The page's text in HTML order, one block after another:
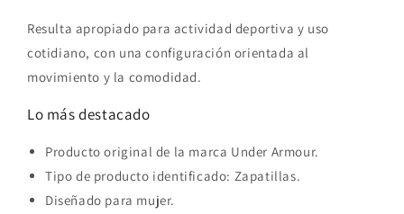
Resulta apropiado para actividad deportiva y uso
cotidiano, con una configuración orientada al
movimiento y la comodidad.
Lo más destacado
Producto original de la marca Under Armour.
Tipo de producto identificado: Zapatillas.
Diseñado para mujer.